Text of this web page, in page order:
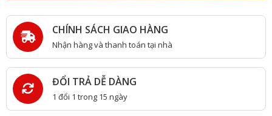
CHÍNH SÁCH GIAO HÀNG
Nhận hàng và thanh toán tại nhà
ĐỔI TRẢ DỄ DÀNG
1 đổi 1 trong 15 ngày